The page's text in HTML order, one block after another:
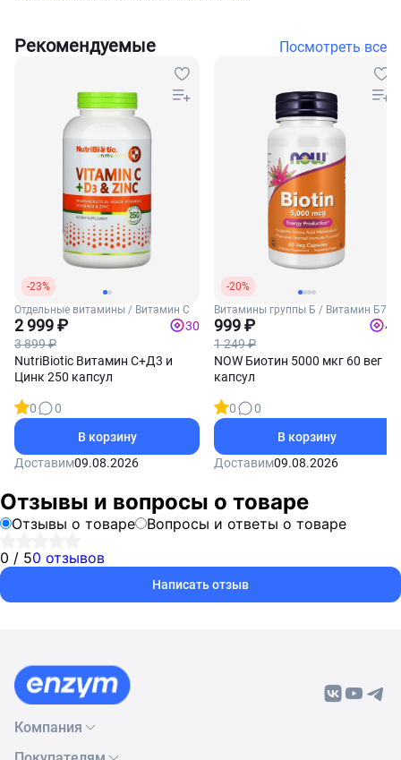
Рекомендуемые Посмотреть все
-23%
Отдельные витамины / Витамин С
2 999 ₽
3 899 ₽
30
NutriBiotic Витамин С+Д3 и
Цинк 250 капсул
0
0
В корзину
Доставим09.08.2026
-20%
Витамины группы Б / Витамин Б7
(Биотин)
999 ₽
1 249 ₽
40
NOW Биотин 5000 мкг 60 вег
капсул
0
0
В корзину
Доставим09.08.2026
Отзывы и вопросы о товаре
Отзывы о товаре
Вопросы и ответы о товаре
0 / 50 отзывов
Написать отзыв
Компания